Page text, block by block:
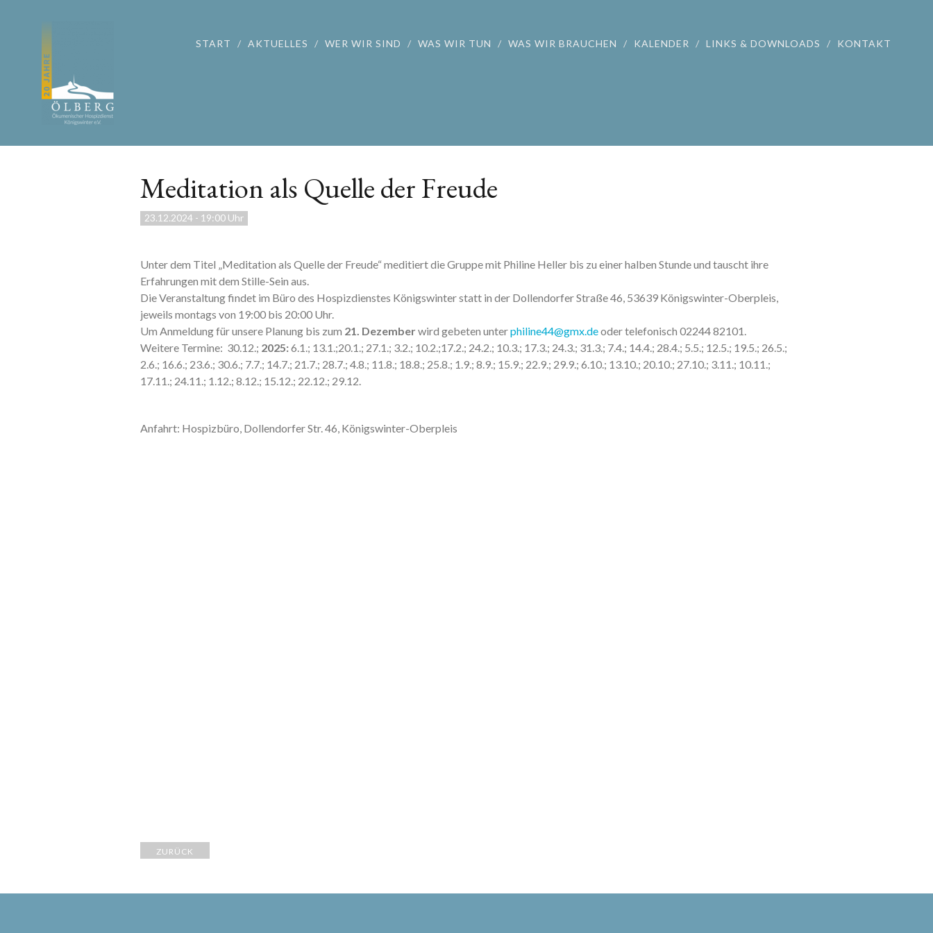
START AKTUELLES WER WIR SIND WAS WIR TUN WAS WIR BRAUCHEN KALENDER LINKS & DOWNLOADS KONTAKT
Meditation als Quelle der Freude
23.12.2024 - 19:00 Uhr
Unter dem Titel „Meditation als Quelle der Freude“ meditiert die Gruppe mit Philine Heller bis zu einer halben Stunde und tauscht ihre
Erfahrungen mit dem Stille-Sein aus.
Die Veranstaltung findet im Büro des Hospizdienstes Königswinter statt in der Dollendorfer Straße 46, 53639 Königswinter-Oberpleis,
jeweils montags von 19:00 bis 20:00 Uhr.
Um Anmeldung für unsere Planung bis zum 21. Dezemberwird gebeten unterphiline44@gmx.deoder telefonisch 02244 82101.
Weitere Termine: 30.12.; 2025:6.1.; 13.1.;20.1.; 27.1.; 3.2.; 10.2.;17.2.; 24.2.; 10.3.; 17.3.; 24.3.; 31.3.; 7.4.; 14.4.; 28.4.; 5.5.; 12.5.; 19.5.; 26.5.;
2.6.; 16.6.; 23.6.; 30.6.; 7.7.; 14.7.; 21.7.; 28.7.; 4.8.; 11.8.; 18.8.; 25.8.; 1.9.; 8.9.; 15.9.; 22.9.; 29.9.; 6.10.; 13.10.; 20.10.; 27.10.; 3.11.; 10.11.;
17.11.; 24.11.; 1.12.; 8.12.; 15.12.; 22.12.; 29.12.
Anfahrt: Hospizbüro, Dollendorfer Str. 46, Königswinter-Oberpleis
ZURÜCK